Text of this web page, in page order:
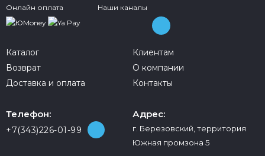
Онлайн оплата Наши каналы
Каталог
Возврат
Доставка и оплата
Клиентам
О компании
Контакты
Телефон:
+7(343)226-01-99
Адрес:
г. Березовский, территория
Южная промзона 5